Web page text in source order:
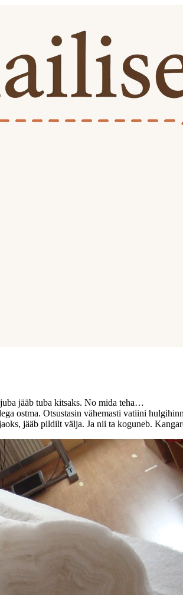
jääb tuba kitsaks. No mida teha…
ostma. Otsustasin vähemasti vatiini
jääb pildilt välja. Ja nii ta koguneb.